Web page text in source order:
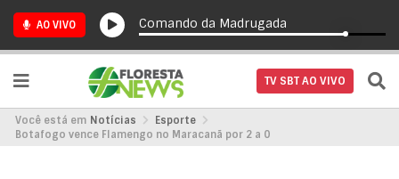
AO VIVO Comando da Madrugada
TV SBT AO VIVO
Você está em Notícias
Esporte
Botafogo vence Flamengo no Maracanã por 2 a 0